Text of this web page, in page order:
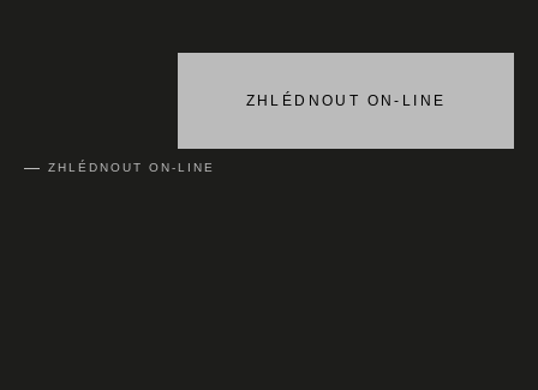
ZHLÉDNOUT ON-LINE
ZHLÉDNOUT ON-LINE